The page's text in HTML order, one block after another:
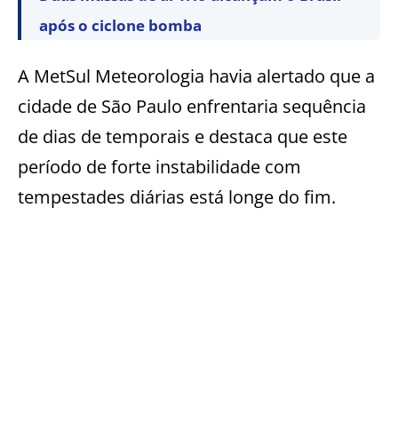
após o ciclone bomba
A MetSul Meteorologia havia alertado que a
cidade de São Paulo enfrentaria sequência
de dias de temporais e destaca que este
período de forte instabilidade com
tempestades diárias está longe do fim.